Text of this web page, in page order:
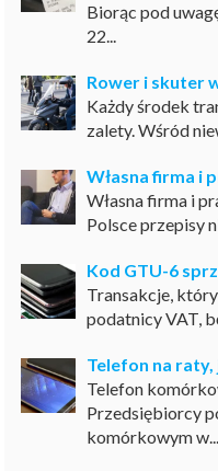
Biorąc pod
22...
Rower i skuter
Każdy środek
zalety. Wśród
Własna firma i
Własna firma i
Polsce przepisy
Kod GTU-6
Transakcje,
podatnicy VAT,
Telefon na
Telefon
Przedsiębiorcy
komórkowym w...